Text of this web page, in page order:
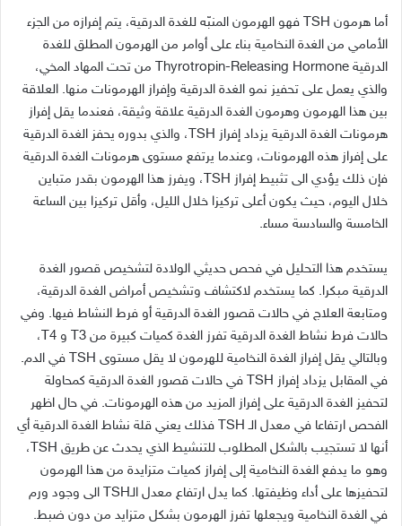
أما هرمون فهو الهرمون المنبّه للغدة الدرقية، يتم إفرازه من الجزء
الأمامي من الغدة النخامية بناء على أوامر من الهرمون المطلق للغدة
الدرقية
من تحت المهاد المخي،
والذي يعمل على تحفيز نمو الغدة الدرقية وإفراز الهرمونات منها. العلاقة
بين هذا الهرمون وهرمون الغدة الدرقية علاقة وثيقة، فعندما يقل إفراز
هرمونات الغدة الدرقية يزداد إفراز ، والذي بدوره يحفز الغدة الدرقية
على إفراز هذه الهرمونات، وعندما يرتفع مستوى هرمونات الغدة الدرقية
فإن ذلك يؤدي الى تثبيط إفراز ، ويفرز هذا الهرمون بقدر متباين
خلال اليوم، حيث يكون أعلى تركيزا خلال الليل، وأقل تركيزا بين الساعة
الخامسة والسادسة مساء.
يستخدم هذا التحليل في فحص حديثي الولادة لتشخيص قصور الغدة
الدرقية مبكرا. كما يستخدم لاكتشاف وتشخيص أمراض الغدة الدرقية،
ومتابعة العلاج في حالات قصور الغدة الدرقية أو فرط النشاط فيها. وفي
حالات فرط نشاط الغدة الدرقية تفرز الغدة كميات كبيرة من و
،
وبالتالي يقل إفراز الغدة النخامية للهرمون لا يقل مستوى في الدم.
في المقابل يزداد إفراز في حالات قصور الغدة الدرقية كمحاولة
لتحفيز الغدة الدرقية على إفراز المزيد من هذه الهرمونات. في حال اظهر
الفحص ارتفاعا في معدل الـTSH فذلك يعني قلة نشاط الغدة الدرقية أي
أنها لا تستجيب بالشكل المطلوب للتنشيط الذي يحدث عن طريق
،
وهو ما يدفع الغدة النخامية إلى إفراز كميات متزايدة من هذا الهرمون
لتحفيزها على أداء وظيفتها. كما يدل ارتفاع معدل الـTSH الى وجود ورم
في الغدة النخامية ويجعلها تفرز الهرمون بشكل متزايد من دون ضبط.